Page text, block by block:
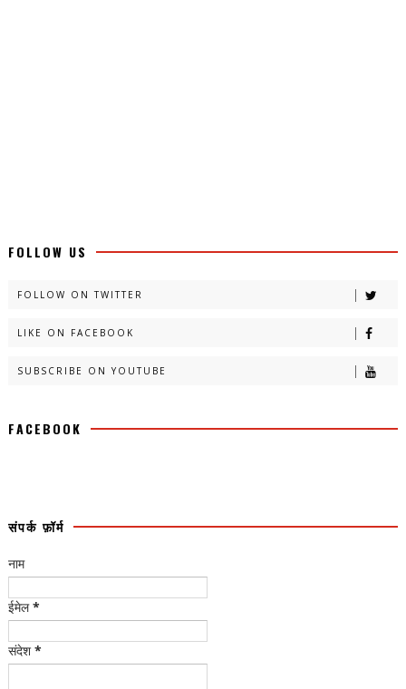
FOLLOW US
FOLLOW ON TWITTER
LIKE ON FACEBOOK
SUBSCRIBE ON YOUTUBE
FACEBOOK
संपर्क फ़ॉर्म
नाम
ईमेल*
संदेश *